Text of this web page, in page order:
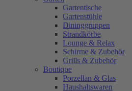
Gartentische
Gartenstühle
Dininggruppen
Strandkörbe
Lounge & Relax
Schirme & Zubehör
Grills & Zubehör
Boutique
Porzellan & Glas
Haushaltswaren